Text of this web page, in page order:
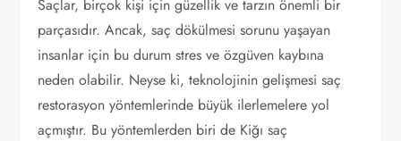
Saçlar, birçok kişi için güzellik ve tarzın önemli bir
parçasıdır. Ancak, saç dökülmesi sorunu yaşayan
insanlar için bu durum stres ve özgüven kaybına
neden olabilir. Neyse ki, teknolojinin gelişmesi saç
restorasyon yöntemlerinde büyük ilerlemelere yol
açmıştır. Bu yöntemlerden biri de Kiğı saç